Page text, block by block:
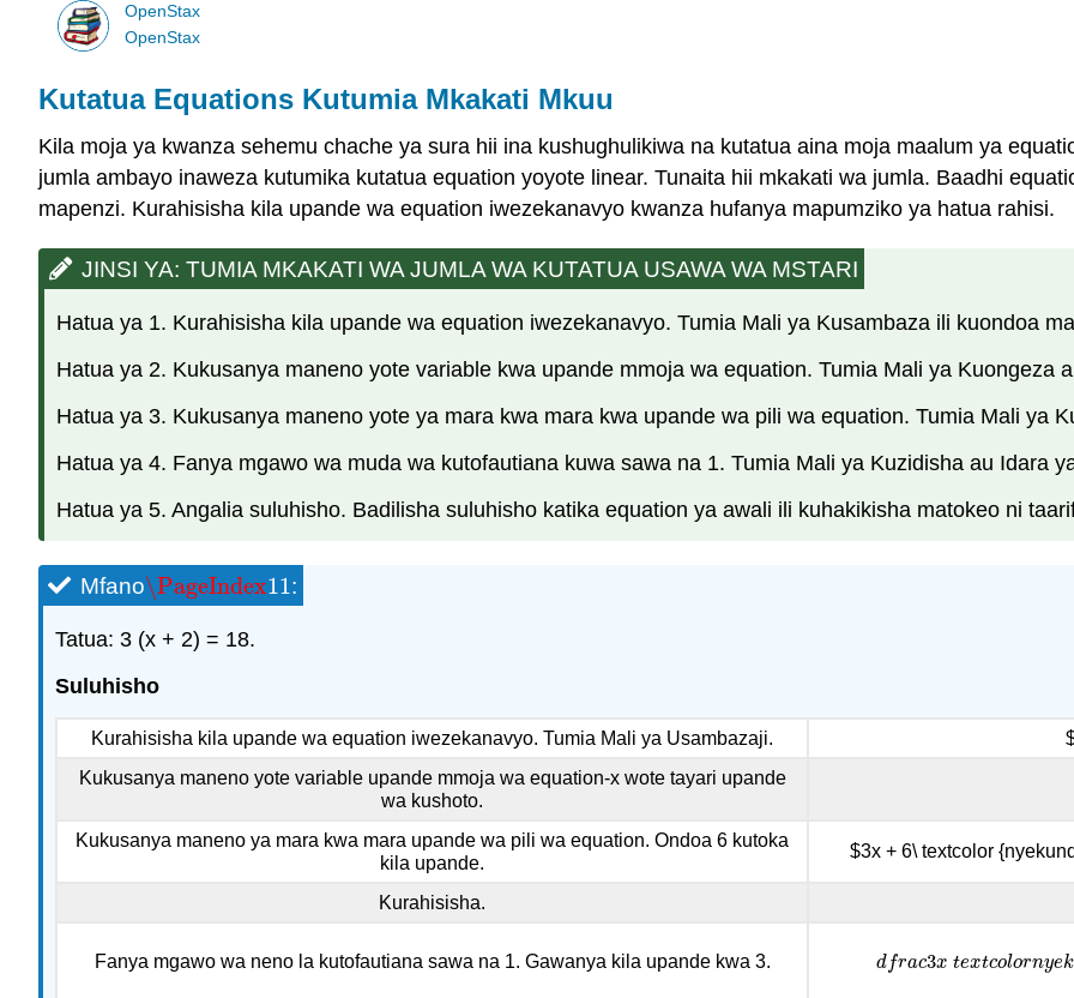
OpenStax
OpenStax
Kutatua Equations Kutumia Mkakati Mkuu
Kila moja ya kwanza sehemu chache ya sura hii ina kushughulikiwa na kutatua aina moja maalum ya
jumla ambayo inaweza kutumika kutatua equation yoyote linear. Tunaita hii mkakati wa jumla. Baadhi
mapenzi. Kurahisisha kila upande wa equation iwezekanavyo kwanza hufanya mapumziko ya hatua rahisi.
JINSI YA: TUMIA MKAKATI WA JUMLA WA KUTATUA USAWA WA MSTARI
Hatua ya 1. Kurahisisha kila upande wa equation iwezekanavyo. Tumia Mali ya Kusambaza ili kuondoa
Hatua ya 2. Kukusanya maneno yote variable kwa upande mmoja wa equation. Tumia Mali ya Kuongeza
Hatua ya 3. Kukusanya maneno yote ya mara kwa mara kwa upande wa pili wa equation. Tumia Mali ya
Hatua ya 4. Fanya mgawo wa muda wa kutofautiana kuwa sawa na 1. Tumia Mali ya Kuzidisha au Idara
Hatua ya 5. Angalia suluhisho. Badilisha suluhisho katika equation ya awali ili kuhakikisha matokeo ni
Mfano\PageIndex11
\PageIndex11:
Tatua: 3 (x + 2) = 18.
Suluhisho
Kurahisisha kila upande wa equation iwezekanavyo. Tumia Mali ya Usambazaji.
Kukusanya maneno yote variable upande mmoja wa equation-x wote tayari upande
wa kushoto.
Kukusanya maneno ya mara kwa mara upande wa pili wa equation. Ondoa 6 kutoka
kila upande.
$3x + 6\ textcolor
Kurahisisha.
Fanya mgawo wa neno la kutofautiana sawa na 1. Gawanya kila upande kwa 3. dfrac3x textcolornyek
dfrac3x textcolornye